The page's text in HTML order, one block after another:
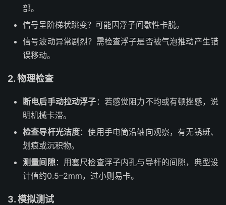
部。
信号呈阶梯状跳变？可能因浮子间歇性卡脱。
信号波动异常剧烈？需检查浮子是否被气泡推动产生错
误移动。
2. 物理检查
断电后手动拉动浮子 ：若感觉阻力不均或有顿挫感，说
明机械卡滞。
检查导杆光洁度：使用手电筒沿轴向观察，有无锈斑、
划痕或沉积物。
测量间隙：用塞尺检查浮子内孔与导杆的间隙，典型设
计值约0.5–2mm，过小则易卡。
3. 模拟测试